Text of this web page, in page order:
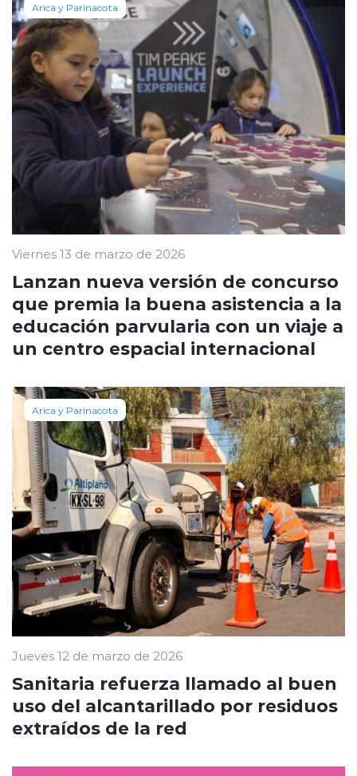
Arica y Parinacota
Viernes 13 de marzo de 2026
Lanzan nueva versión de concurso
que premia la buena asistencia a la
educación parvularia con un viaje a
un centro espacial internacional
Arica y Parinacota
Jueves 12 de marzo de 2026
Sanitaria refuerza llamado al buen
uso del alcantarillado por residuos
extraídos de la red